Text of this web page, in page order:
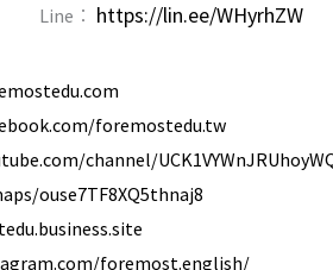
Line︰ https://lin.ee/WHyrhZW
foremostedu.tw
channel/
ouse7TF8XQ5thnaj8
foremost.english/